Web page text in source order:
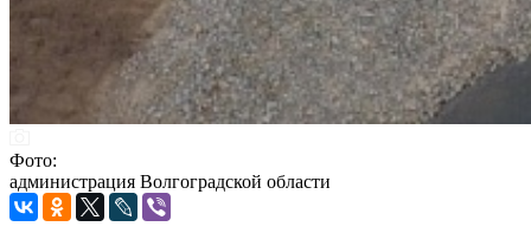
Фото:
администрация Волгоградской области